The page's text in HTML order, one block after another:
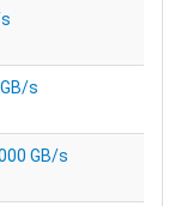
s
GB/s